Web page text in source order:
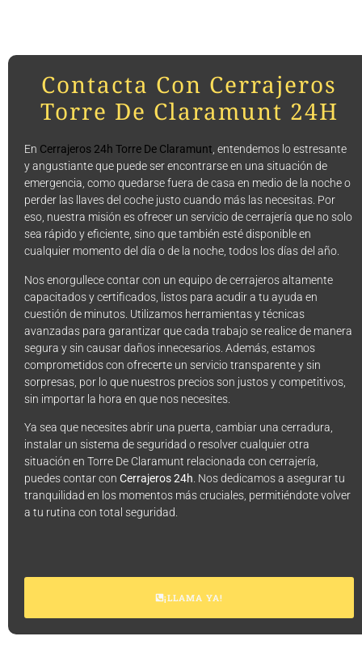
Contacta Con Cerrajeros
Torre De Claramunt 24H
En Cerrajeros 24h Torre De Claramunt, entendemos lo estresante
y angustiante que puede ser encontrarse en una situación de
emergencia, como quedarse fuera de casa en medio de la noche o
perder las llaves del coche justo cuando más las necesitas. Por
eso, nuestra misión es ofrecer un servicio de cerrajería que no solo
sea rápido y eficiente, sino que también esté disponible en
cualquier momento del día o de la noche, todos los días del año.
Nos enorgullece contar con un equipo de cerrajeros altamente
capacitados y certificados, listos para acudir a tu ayuda en
cuestión de minutos. Utilizamos herramientas y técnicas
avanzadas para garantizar que cada trabajo se realice de manera
segura y sin causar daños innecesarios. Además, estamos
comprometidos con ofrecerte un servicio transparente y sin
sorpresas, por lo que nuestros precios son justos y competitivos,
sin importar la hora en que nos necesites.
Ya sea que necesites abrir una puerta, cambiar una cerradura,
instalar un sistema de seguridad o resolver cualquier otra
situación en Torre De Claramunt relacionada con cerrajería,
puedes contar con Cerrajeros 24h. Nos dedicamos a asegurar tu
tranquilidad en los momentos más cruciales, permitiéndote volver
a tu rutina con total seguridad.
¡LLAMA YA!